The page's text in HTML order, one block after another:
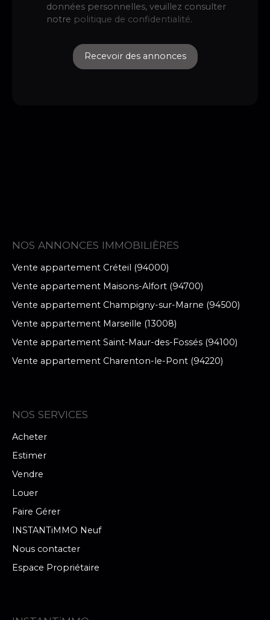
données personnelles, veuillez consulter
notre politique de confidentialité.
Recevoir des annonces
NOS ANNONCES IMMOBILIÈRES
Vente appartement Créteil (94000)
Vente appartement Maisons-Alfort (94700)
Vente appartement Champigny-sur-Marne (94500)
Vente appartement Marseille (13008)
Vente appartement Saint-Maur-des-Fossés (94100)
Vente appartement Charenton-le-Pont (94220)
NOS SERVICES
Acheter
Estimer
Vendre
Louer
Faire Gérer
INSTANTiMMO Neuf
Nous contacter
Espace Propriétaire